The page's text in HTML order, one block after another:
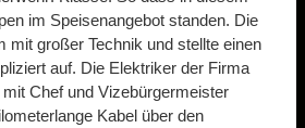
im Speisenangebot standen. Die
mit großer Technik und stellte einen
auf. Die Elektriker der Firma
Chef und Vizebürgermeister
Kabel über den